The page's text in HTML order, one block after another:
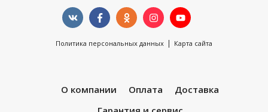
Политика персональных данных | Карта сайта
О компании Оплата
Доставка